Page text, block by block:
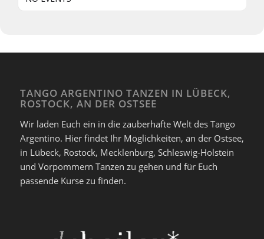
TANGO ARGENTINO TANZEN IN LÜBECK,
ROSTOCK, AN DER OSTSEE
Wir laden Euch ein in die zauberhafte Welt des Tango
Argentino. Hier findet Ihr Möglichkeiten, an der Ostsee,
in Lübeck, Rostock, Mecklenburg, Schleswig-Holstein
und Vorpommern Tanzen zu gehen und für Euch
passende Kurse zu finden.